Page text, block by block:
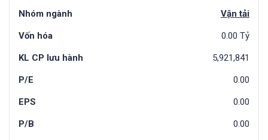
Nhóm ngành Vận tải
Vốn hóa 0.00 Tỷ
KL CP lưu hành 5,921,841
P/E 0.00
EPS 0.00
P/B 0.00